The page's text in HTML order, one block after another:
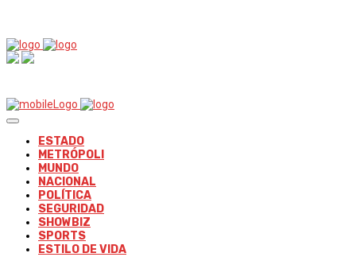
ESTADO
METRÓPOLI
MUNDO
NACIONAL
POLÍTICA
SEGURIDAD
SHOWBIZ
SPORTS
ESTILO DE VIDA